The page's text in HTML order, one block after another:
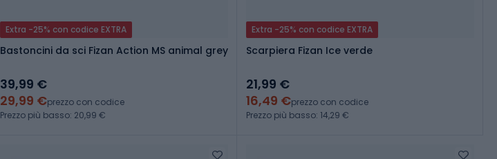
Extra -25% con codice EXTRA
Bastoncini da sci Fizan Action MS animal grey
39,99 €
29,99 €prezzo con codice
Prezzo più basso: 20,99 €
Extra -25% con codice EXTRA
Scarpiera Fizan Ice verde
21,99 €
16,49 €prezzo con codice
Prezzo più basso: 14,29 €